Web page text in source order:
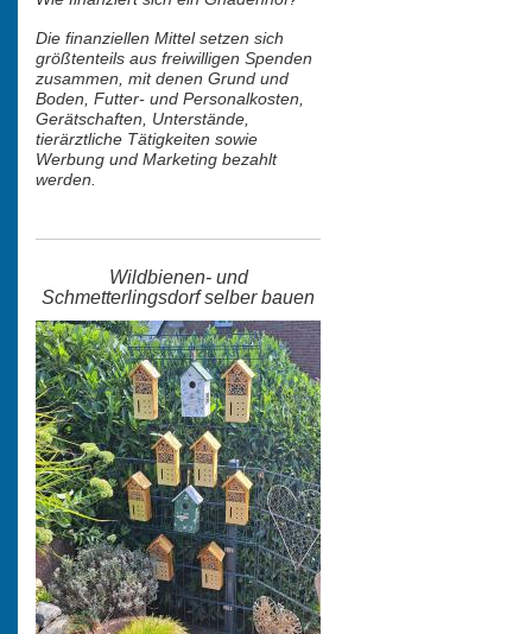
Die finanziellen Mittel setzen sich
größtenteils aus freiwilligen Spenden
zusammen, mit denen Grund und
Boden, Futter- und Personalkosten,
Gerätschaften, Unterstände,
tierärztliche Tätigkeiten sowie
Werbung und Marketing bezahlt
werden.
Wildbienen- und
Schmetterlingsdorf selber bauen